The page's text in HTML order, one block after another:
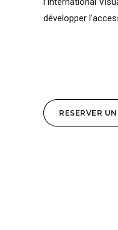
développer
RESERVER